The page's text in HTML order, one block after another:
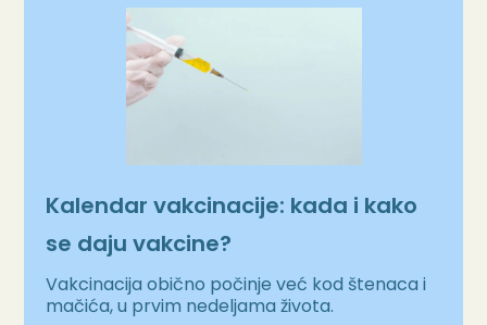
Kalendar vakcinacije: kada i kako
se daju vakcine?
Vakcinacija obično počinje već kod štenaca i
mačića, u prvim nedeljama života.